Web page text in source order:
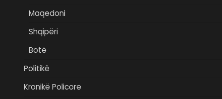
Maqedoni
Shqipëri
Botë
Politikë
Kronikë Policore